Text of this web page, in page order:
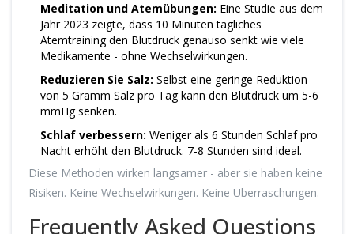
Meditation und Atemübungen: Eine Studie aus dem
Jahr 2023 zeigte, dass 10 Minuten tägliches
Atemtraining den Blutdruck genauso senkt wie viele
Medikamente - ohne Wechselwirkungen.
Reduzieren Sie Salz: Selbst eine geringe Reduktion
von 5 Gramm Salz pro Tag kann den Blutdruck um 5-6
mmHg senken.
Schlaf verbessern: Weniger als 6 Stunden Schlaf pro
Nacht erhöht den Blutdruck. 7-8 Stunden sind ideal.
Diese Methoden wirken langsamer - aber sie haben keine
Risiken. Keine Wechselwirkungen. Keine Überraschungen.
Frequently Asked Questions